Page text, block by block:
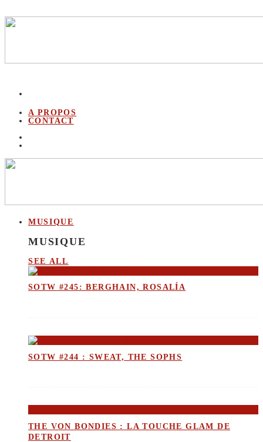
A PROPOS
CONTACT
MUSIQUE
MUSIQUE
SEE ALL
SOTW #245: BERGHAIN, ROSALÍA
SOTW #244 : SWEAT, THE SOPHS
THE VON BONDIES : LA TOUCHE GLAM DE
DETROIT